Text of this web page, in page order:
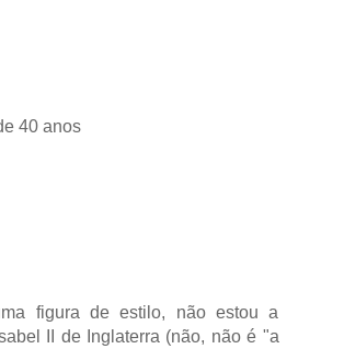
40 anos
figura de estilo, não estou a
II de Inglaterra (não, não é "a